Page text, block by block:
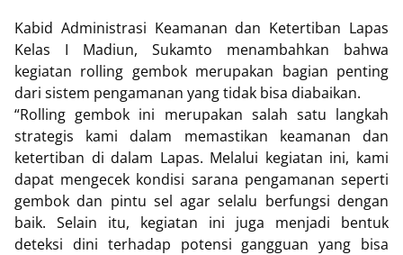
Kabid Administrasi Keamanan dan Ketertiban Lapas
Kelas I Madiun, Sukamto menambahkan bahwa
kegiatan rolling gembok merupakan bagian penting
dari sistem pengamanan yang tidak bisa diabaikan.
“Rolling gembok ini merupakan salah satu langkah
strategis kami dalam memastikan keamanan dan
ketertiban di dalam Lapas. Melalui kegiatan ini, kami
dapat mengecek kondisi sarana pengamanan seperti
gembok dan pintu sel agar selalu berfungsi dengan
baik. Selain itu, kegiatan ini juga menjadi bentuk
deteksi dini terhadap potensi gangguan yang bisa